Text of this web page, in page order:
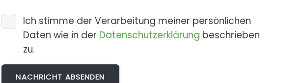
Ich stimme der Verarbeitung meiner persönlichen
Daten wie in der Datenschutzerklärung beschrieben
zu.